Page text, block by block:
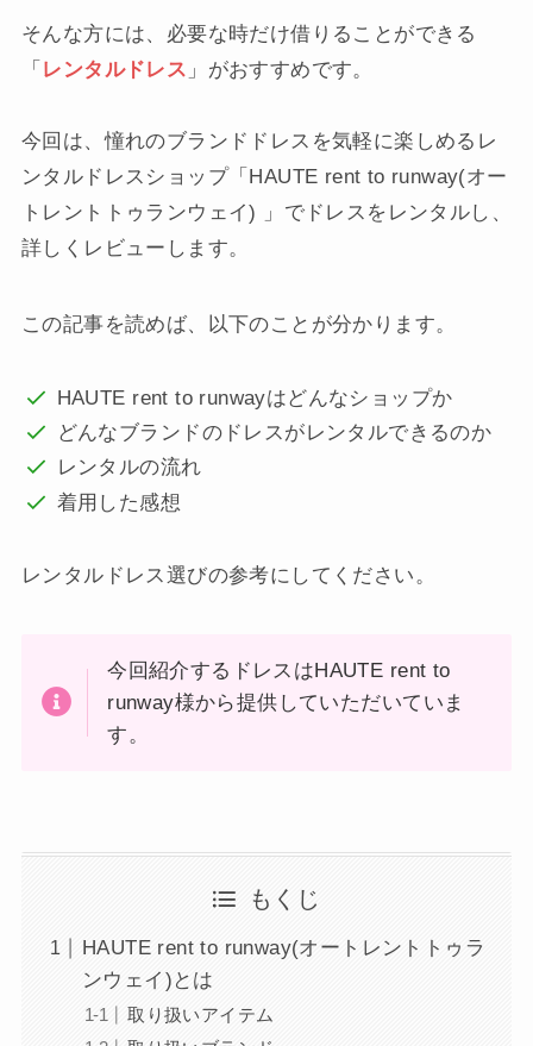
そんな方には、必要な時だけ借りることができる
「 レンタルドレス 」がおすすめです。
今回は、憧れのブランドドレスを気軽に楽しめるレ
ンタルドレスショップ「HAUTE rent to runway(オー
トレントトゥランウェイ) 」でドレスをレンタルし、
詳しくレビューします。
この記事を読めば、以下のことが分かります。
HAUTE rent to runwayはどんなショップか
どんなブランドのドレスがレンタルできるのか
レンタルの流れ
着用した感想
レンタルドレス選びの参考にしてください。
今回紹介するドレスはHAUTE rent to
runway様から提供していただいていま
す。
もくじ
HAUTE rent to runway(オートレントトゥラ
ンウェイ)とは
取り扱いアイテム